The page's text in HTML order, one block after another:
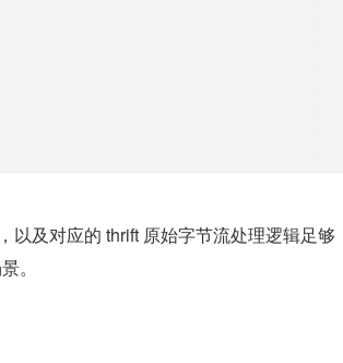
以及对应的 thrift 原始字节流处理逻辑足够
。